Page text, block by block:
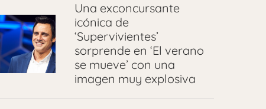
Una exconcursante
icónica de
‘Supervivientes’
sorprende en ‘El verano
se mueve’ con una
imagen muy explosiva